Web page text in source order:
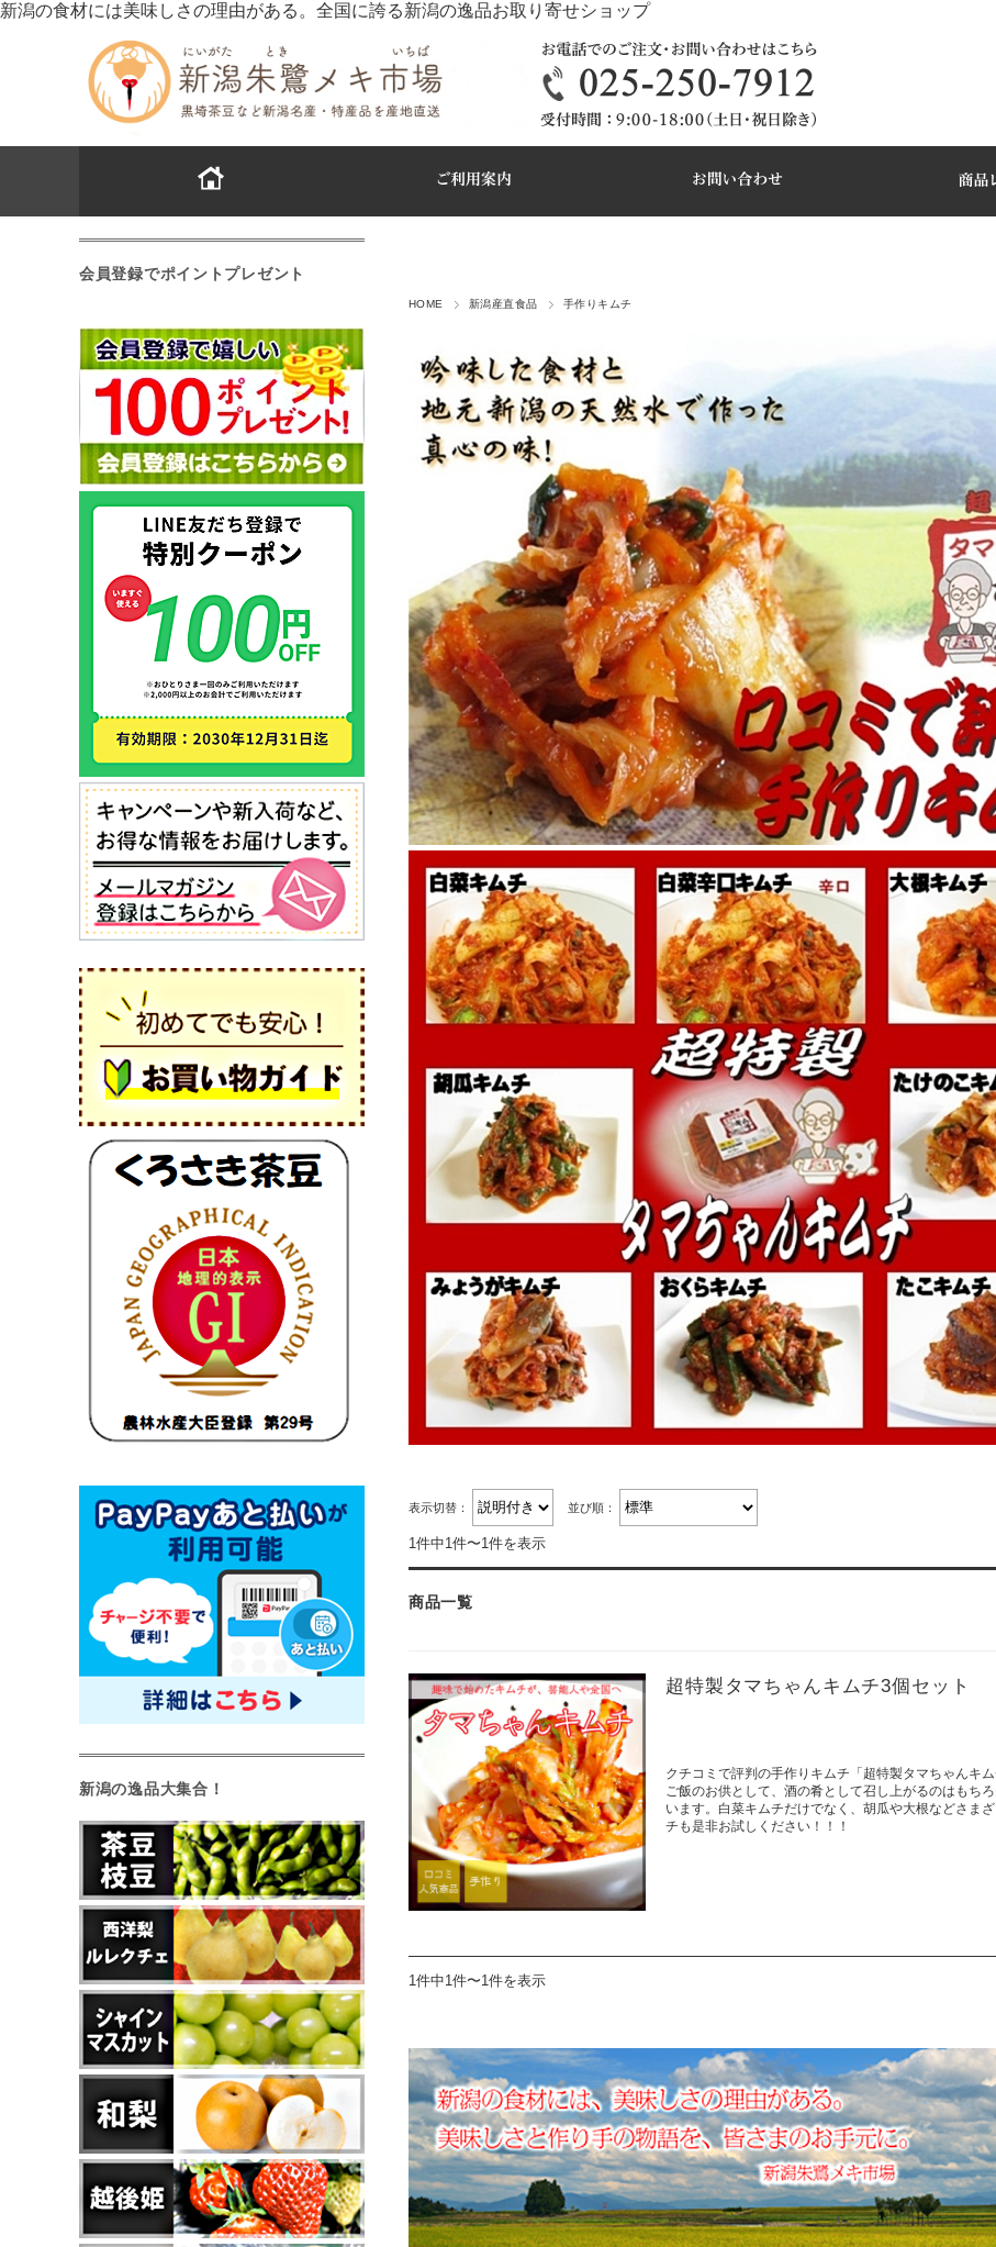
新潟の食材には美味しさの理由がある。全国に誇る新潟の逸品お取り寄せショップ
HOME 新潟産直食品 手作りキムチ
表示切替： 並び順：
1件中1件〜1件を表示
商品一覧
超特製タマちゃんキムチ3個セット
クチコミで評判の手作りキムチ「超特製タマちゃんキ
ご飯のお供として、酒の肴として召し上がるのはもち
います。白菜キムチだけでなく、胡瓜や大根などさま
チも是非お試しください！！！
1件中1件〜1件を表示
会員登録でポイントプレゼント
新潟の逸品大集合！